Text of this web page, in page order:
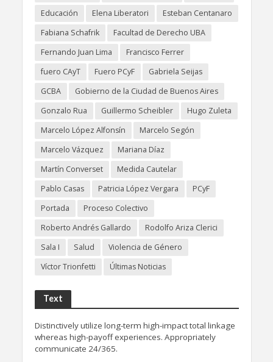
Educación
Elena Liberatori
Esteban Centanaro
Fabiana Schafrik
Facultad de Derecho UBA
Fernando Juan Lima
Francisco Ferrer
fuero CAyT
Fuero PCyF
Gabriela Seijas
GCBA
Gobierno de la Ciudad de Buenos Aires
Gonzalo Rua
Guillermo Scheibler
Hugo Zuleta
Marcelo López Alfonsín
Marcelo Segón
Marcelo Vázquez
Mariana Díaz
Martín Converset
Medida Cautelar
Pablo Casas
Patricia López Vergara
PCyF
Portada
Proceso Colectivo
Roberto Andrés Gallardo
Rodolfo Ariza Clerici
Sala I
Salud
Violencia de Género
Víctor Trionfetti
Últimas Noticias
Text
Distinctively utilize long-term high-impact total linkage
whereas high-payoff experiences. Appropriately
communicate 24/365.